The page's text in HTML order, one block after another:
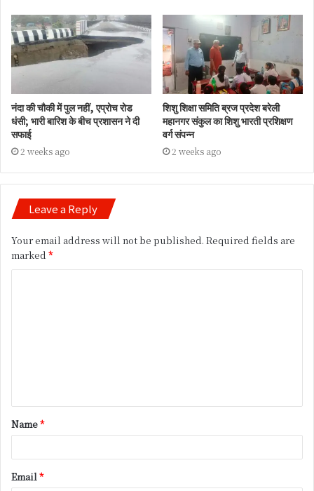
नंदा की चौकी में पुल नहीं, एप्रोच रोड
धंसी; भारी बारिश के बीच प्रशासन ने दी
सफाई
2 weeks ago
शिशु शिक्षा समिति ब्रज प्रदेश बरेली
महानगर संकुल का शिशु भारती प्रशिक्षण
वर्ग संपन्न
2 weeks ago
Leave a Reply
Your email address will not be published. Required fields are
marked *
t
*
Name*
Email *